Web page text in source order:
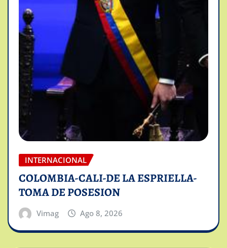
INTERNACIONAL
COLOMBIA-CALI-DE LA ESPRIELLA-
TOMA DE POSESION
Vimag Ago 8, 2026